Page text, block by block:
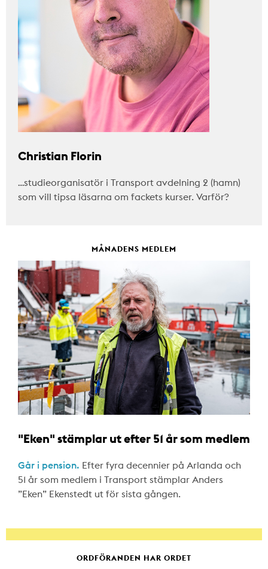
Christian Florin
…studieorganisatör i Transport avdelning 2 (hamn)
som vill tipsa läsarna om fackets kurser. Varför?
MÅNADENS MEDLEM
"Eken" stämplar ut efter 51 år som medlem
Går i pension. Efter fyra decennier på Arlanda och
51 år som medlem i Transport stämplar Anders
”Eken” Ekenstedt ut för sista gången.
ORDFÖRANDEN HAR ORDET